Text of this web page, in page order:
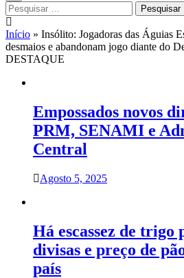
Pesquisar
por:
Início » Insólito: Jogadoras das Águias
desmaios e abandonam jogo diante do
DESTAQUE
Empossados novos
PRM, SENAMI e
Central
Agosto 5, 2025
Há escassez de trigo
divisas e preço de
país